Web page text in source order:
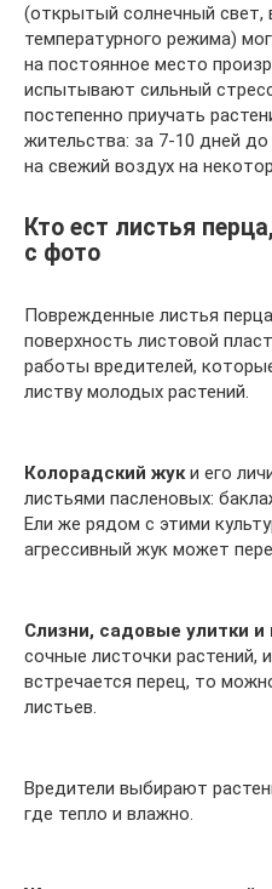
(открытый солнечный свет,
температурного режима)
на постоянное место
испытывают сильный
постепенно приучать
жительства: за 7-10 дней
на свежий воздух на
Кто ест листья
с фото
Поврежденные листья
поверхность листовой
работы вредителей,
листву молодых растений.
Колорадский жуки его
листьями пасленовых:
Ели же рядом с этими
агрессивный жук может
Слизни, садовые улитки
сочные листочки растений,
встречается перец, то
листьев.
Вредители выбирают
где тепло и влажно.